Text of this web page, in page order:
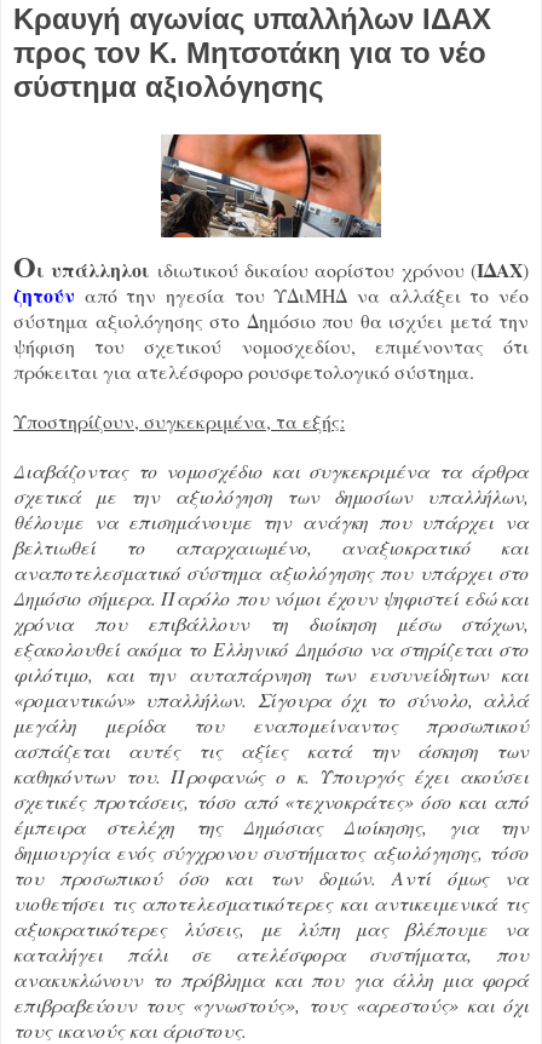
Κραυγή αγωνίας υπαλλήλων ΙΔΑΧ
προς τον Κ. Μητσοτάκη για το νέο
σύστημα αξιολόγησης
Οι υπάλληλοι ιδιωτικού δικαίου αορίστου χρόνου (ΙΔΑΧ)
ζητούν από την ηγεσία του ΥΔιΜΗΔ να αλλάξει το νέο
σύστημα αξιολόγησης στο Δημόσιο που θα ισχύει μετά την
ψήφιση του σχετικού νομοσχεδίου, επιμένοντας ότι
πρόκειται για ατελέσφορο ρουσφετολογικό σύστημα.
Υποστηρίζουν, συγκεκριμένα, τα εξής:
Διαβάζοντας το νομοσχέδιο και συγκεκριμένα τα άρθρα
σχετικά με την αξιολόγηση των δημοσίων υπαλλήλων,
θέλουμε να επισημάνουμε την ανάγκη που υπάρχει να
βελτιωθεί το απαρχαιωμένο, αναξιοκρατικό και
αναποτελεσματικό σύστημα αξιολόγησης που υπάρχει στο
Δημόσιο σήμερα. Παρόλο που νόμοι έχουν ψηφιστεί εδώ και
χρόνια που επιβάλλουν τη διοίκηση μέσω στόχων,
εξακολουθεί ακόμα το Ελληνικό Δημόσιο να στηρίζεται στο
φιλότιμο, και την αυταπάρνηση των ευσυνείδητων και
«ρομαντικών» υπαλλήλων. Σίγουρα όχι το σύνολο, αλλά
μεγάλη μερίδα του εναπομείναντος προσωπικού
ασπάζεται αυτές τις αξίες κατά την άσκηση των
καθηκόντων του. Προφανώς ο κ. Υπουργός έχει ακούσει
σχετικές προτάσεις, τόσο από «τεχνοκράτες» όσο και από
έμπειρα στελέχη της Δημόσιας Διοίκησης, για την
δημιουργία ενός σύγχρονου συστήματος αξιολόγησης, τόσο
του προσωπικού όσο και των δομών. Αντί όμως να
υιοθετήσει τις αποτελεσματικότερες και αντικειμενικά τις
αξιοκρατικότερες λύσεις, με λύπη μας βλέπουμε να
καταλήγει πάλι σε ατελέσφορα συστήματα, που
ανακυκλώνουν το πρόβλημα και που για άλλη μια φορά
επιβραβεύουν τους «γνωστούς», τους «αρεστούς» και όχι
τους ικανούς και άριστους.